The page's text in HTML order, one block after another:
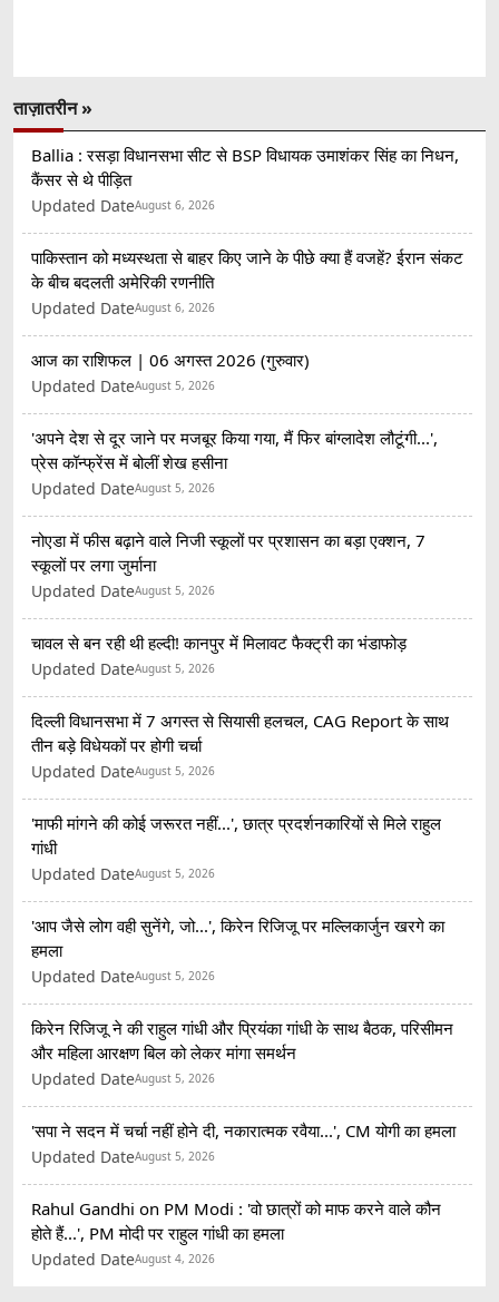
ताज़ातरीन »
Ballia : रसड़ा विधानसभा सीट से BSP विधायक उमाशंकर सिंह का निधन,
कैंसर से थे पीड़ित
Updated DateAugust 6, 2026
पाकिस्तान को मध्यस्थता से बाहर किए जाने के पीछे क्या हैं वजहें? ईरान संकट
के बीच बदलती अमेरिकी रणनीति
Updated DateAugust 6, 2026
आज का राशिफल | 06 अगस्त 2026 (गुरुवार)
Updated DateAugust 5, 2026
'अपने देश से दूर जाने पर मजबूर किया गया, मैं फिर बांग्लादेश लौटूंगी...',
प्रेस कॉन्फ्रेंस में बोलीं शेख हसीना
Updated DateAugust 5, 2026
नोएडा में फीस बढ़ाने वाले निजी स्कूलों पर प्रशासन का बड़ा एक्शन, 7
स्कूलों पर लगा जुर्माना
Updated DateAugust 5, 2026
चावल से बन रही थी हल्दी! कानपुर में मिलावट फैक्ट्री का भंडाफोड़
Updated DateAugust 5, 2026
दिल्ली विधानसभा में 7 अगस्त से सियासी हलचल, CAG Report के साथ
तीन बड़े विधेयकों पर होगी चर्चा
Updated DateAugust 5, 2026
'माफी मांगने की कोई जरूरत नहीं...', छात्र प्रदर्शनकारियों से मिले राहुल
गांधी
Updated DateAugust 5, 2026
'आप जैसे लोग वही सुनेंगे, जो...', किरेन रिजिजू पर मल्लिकार्जुन खरगे का
हमला
Updated DateAugust 5, 2026
किरेन रिजिजू ने की राहुल गांधी और प्रियंका गांधी के साथ बैठक, परिसीमन
और महिला आरक्षण बिल को लेकर मांगा समर्थन
Updated DateAugust 5, 2026
'सपा ने सदन में चर्चा नहीं होने दी, नकारात्मक रवैया...', CM योगी का हमला
Updated DateAugust 5, 2026
Rahul Gandhi on PM Modi : 'वो छात्रों को माफ करने वाले कौन
होते हैं...', PM मोदी पर राहुल गांधी का हमला
Updated DateAugust 4, 2026